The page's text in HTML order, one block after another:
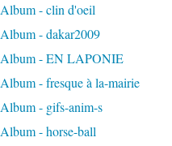
Album - clin d'oeil
Album - dakar2009
Album - EN LAPONIE
Album - fresque à la-mairie
Album - gifs-anim-s
Album - horse-ball